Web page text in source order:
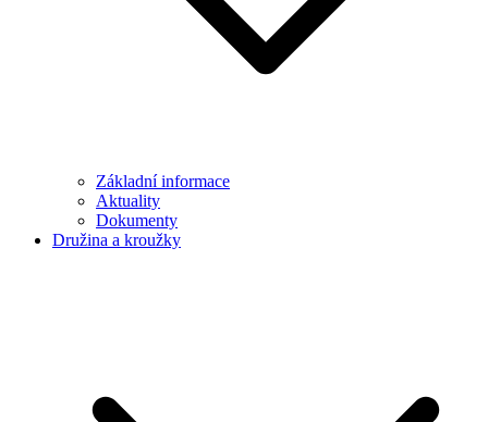
Základní informace
Aktuality
Dokumenty
Družina a kroužky